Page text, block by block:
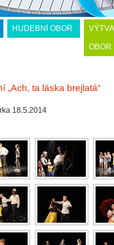
HUDEBNÍ OBOR
OBOR
„Ach, ta láska brejlatá“
18.5.2014